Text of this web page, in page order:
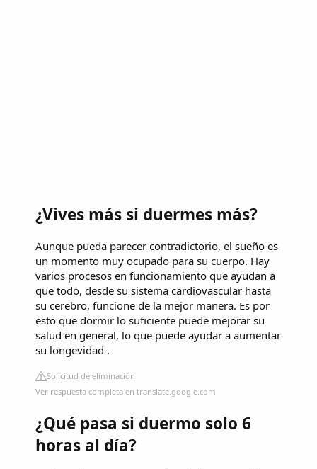
¿Vives más si duermes más?
Aunque pueda parecer contradictorio, el sueño es
un momento muy ocupado para su cuerpo. Hay
varios procesos en funcionamiento que ayudan a
que todo, desde su sistema cardiovascular hasta
su cerebro, funcione de la mejor manera. Es por
esto que dormir lo suficiente puede mejorar su
salud en general, lo que puede ayudar a aumentar
su longevidad .
Solicitud de eliminación
Ver respuesta completa en translate.google.com
¿Qué pasa si duermo solo 6
horas al día?